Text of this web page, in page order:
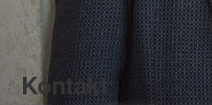
Kontakt